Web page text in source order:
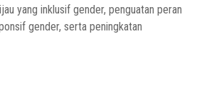
yang inklusif gender, penguatan peran
gender, serta peningkatan